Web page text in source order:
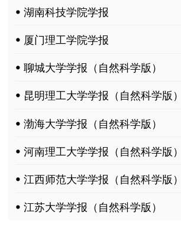
ꔷ 湖南科技学院学报
ꔷ 厦门理工学院学报
ꔷ 聊城大学学报（自然科学版）
ꔷ 昆明理工大学学报（自然科学版）
ꔷ 渤海大学学报（自然科学版）
ꔷ 河南理工大学学报（自然科学版）
ꔷ 江西师范大学学报（自然科学版）
ꔷ 江苏大学学报（自然科学版）